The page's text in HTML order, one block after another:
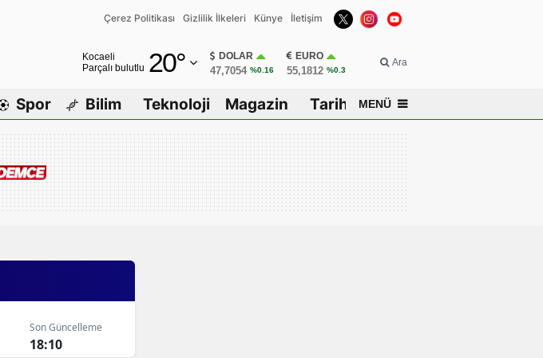
Çerez Politikası Gizlilik İlkeleri Künye İletişim
Kocaeli
Parçalı bulutlu 20°
Afyonkarahisar
Ağrı
Amasya
Ankara
DOLAR
47,7054 %0.16
EURO
55,1812 %0.3
Ara
Spor Bilim Teknoloji Magazin Tarih MENÜ
Son Güncelleme
18:10